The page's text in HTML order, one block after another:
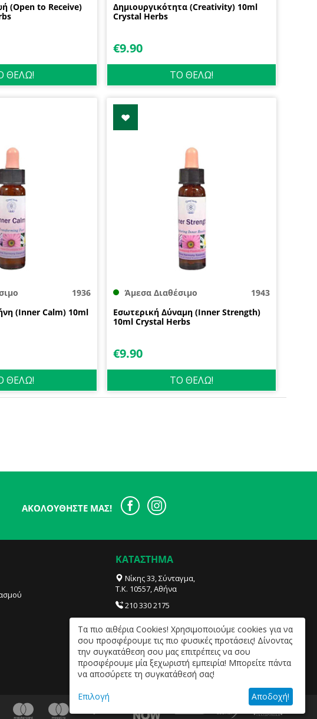
(Open to Receive)
ΘΕΛΩ!
Δημιουργικότητα (Creativity) 10ml
Crystal Herbs
€9.90
ΤΟ ΘΕΛΩ!
1936
(Inner Calm) 10ml
ΘΕΛΩ!
Άμεσα Διαθέσιμο
1943
Εσωτερική Δύναμη (Inner Strength)
10ml Crystal Herbs
€9.90
ΤΟ ΘΕΛΩ!
ΑΚΟΛΟΥΘΉΣΤΕ ΜΑΣ!
ΚΑΤΑΣΤΗΜΑ
Νίκης 33, Σύνταγμα,
Τ.Κ. 10557, Αθήνα
210 330 2175
ΔΕΥ- ΠΑΡ 09:30 – 20:00, ΣΑΒ 09:30 – 18:00.
Tα πιο αιθέρια Cookies! Χρησιμοποιούμε cookies για να
σου προσφέρουμε τις πιο φυσικές προτάσεις! Δίνοντας
την συγκατάθεση σου μας επιτρέπεις να σου
προσφέρουμε μία ξεχωριστή εμπειρία! Μπορείτε πάντα
να αποσύρετε τη συγκατάθεσή σας!
Επιλογή Αποδοχή!